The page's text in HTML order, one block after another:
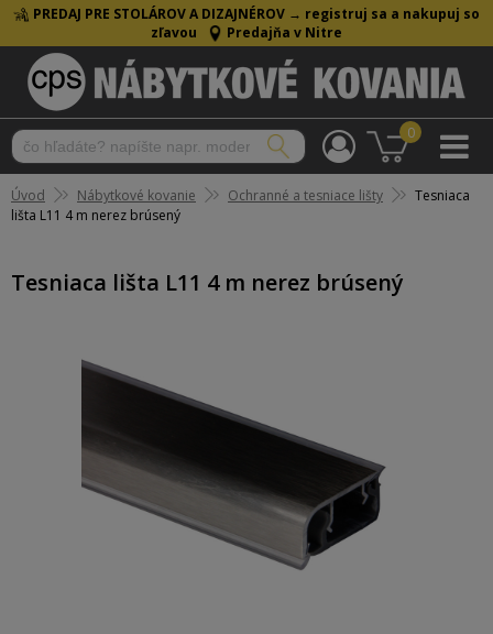
PREDAJ PRE STOLÁROV A DIZAJNÉROV → registruj sa a nakupuj so
zľavou
Predajňa v Nitre
0
Úvod Nábytkové kovanie Ochranné a tesniace lišty
Tesniaca
lišta L11 4 m nerez brúsený
Tesniaca lišta L11 4 m nerez brúsený